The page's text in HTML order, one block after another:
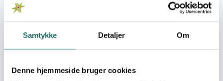
Samtykke Detaljer Om
Denne hjemmeside bruger cookies
Pulje: Civilsamfundspuljen
Indsatsområde:
Naboskab -
Udviklingsindsatser